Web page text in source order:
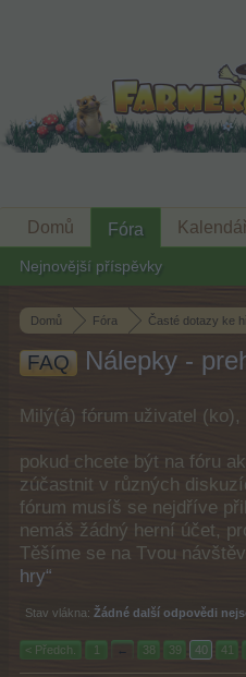
Domů Fóra Časté dotazy ke
FAQ Nálepky -
Milý(á) fórum uživatel (ko),
pokud chcete být na fóru
zúčastnit v různých
fórum musíš se nejdříve
nemáš žádný herní účet,
Těšíme se na Tvou
hry“
Stav vlákna: Žádné další odpovědi
< Předch. 1 ← 38 39 40 41
Domů Fóra
Nejnovější příspěvky